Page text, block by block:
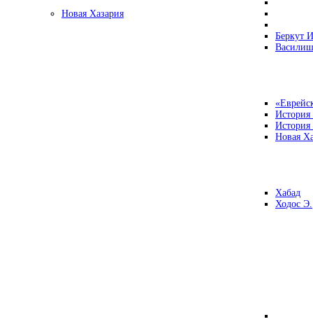
Новая Хазария
Беркут
Новая
Хабад
Ходос Э.